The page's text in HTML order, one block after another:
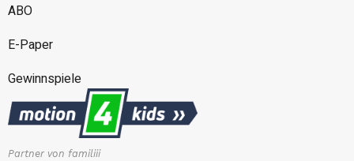
ABO
E-Paper
Gewinnspiele
Partner von familiii